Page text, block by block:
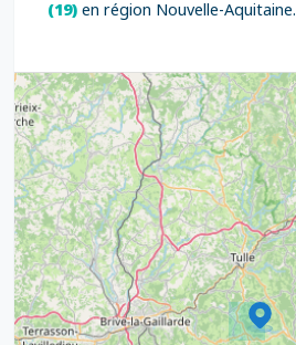
(19) en région Nouvelle-Aquitaine.
6
5
6
12
7
8
6
7
8
17
17